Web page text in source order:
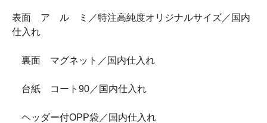
表面 ア ル ミ／特注高純度オリジナルサイズ／国内
仕入れ
裏面 マグネット／国内仕入れ
台紙 コート90／国内仕入れ
ヘッダー付OPP袋／国内仕入れ